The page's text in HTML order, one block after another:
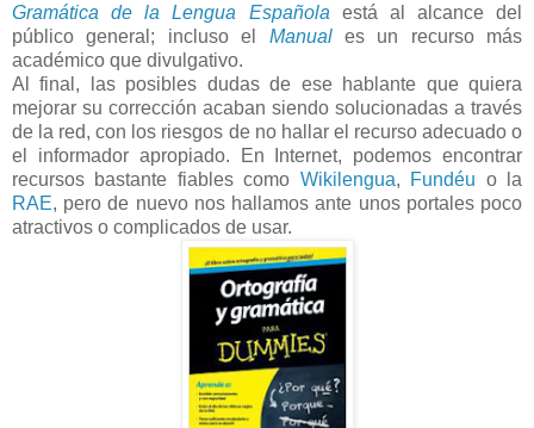
Gramática de la Lengua Española está al alcance del
público general; incluso el Manuales un recurso más
académico que divulgativo.
Al final, las posibles dudas de ese hablante que quiera
mejorar su corrección acaban siendo solucionadas a través
de la red, con los riesgos de no hallar el recurso adecuado o
el informador apropiado. En Internet, podemos encontrar
recursos bastante fiables como Wikilengua, Fundéu o la
RAE, pero de nuevo nos hallamos ante unos portales poco
atractivos o complicados de usar.